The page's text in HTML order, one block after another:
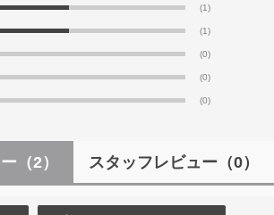
(1)
(1)
(0)
(0)
(0)
（2） スタッフレビュー （0）